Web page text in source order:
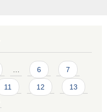
6 7
11 12
13